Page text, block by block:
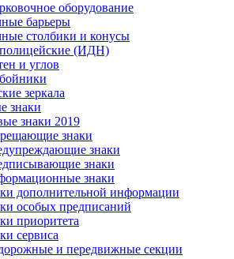
оборудование
барьеры
столбики и конусы
(ИДН)
и углов
зеркала
знаки
знаки 2019
знаки
знаки
знаки
знаки
дополнительной информации
особых предписаний
приоритета
сервиса
и передвижные секции